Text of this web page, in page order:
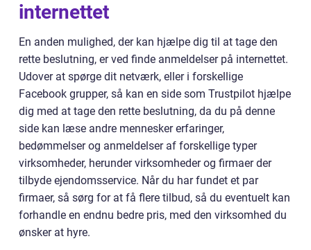
internettet
En anden mulighed, der kan hjælpe dig til at tage den
rette beslutning, er ved finde anmeldelser på internettet.
Udover at spørge dit netværk, eller i forskellige
Facebook grupper, så kan en side som Trustpilot hjælpe
dig med at tage den rette beslutning, da du på denne
side kan læse andre mennesker erfaringer,
bedømmelser og anmeldelser af forskellige typer
virksomheder, herunder virksomheder og firmaer der
tilbyde ejendomsservice. Når du har fundet et par
firmaer, så sørg for at få flere tilbud, så du eventuelt kan
forhandle en endnu bedre pris, med den virksomhed du
ønsker at hyre.